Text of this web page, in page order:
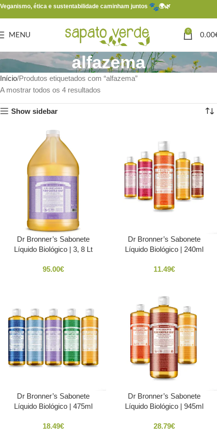
Veganismo, ética e sustentabilidade caminham juntos 🌍🌿
MENU
0
0.00
alfazema
Início Produtos etiquetados com “alfazema”
A mostrar todos os 4 resultados
Show sidebar
Dr Bronner’s Sabonete
Líquido Biológico | 3, 8 Lt
95.00€
Dr Bronner’s Sabonete
Líquido Biológico | 240ml
11.49€
Dr Bronner’s Sabonete
Líquido Biológico | 475ml
18.49€
Dr Bronner’s Sabonete
Líquido Biológico | 945ml
28.79€